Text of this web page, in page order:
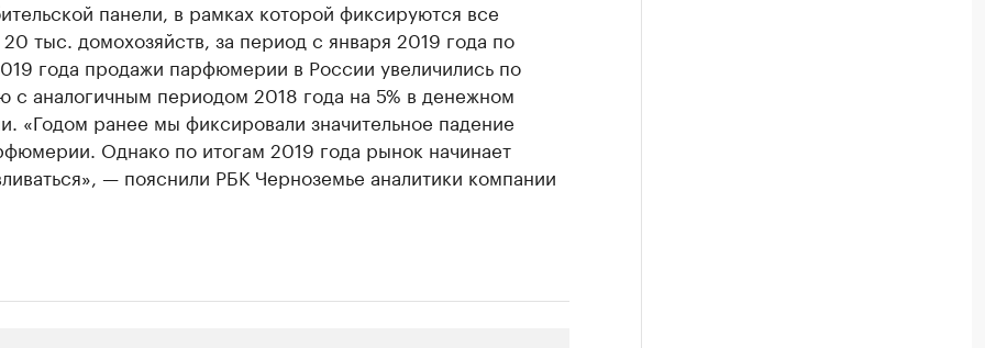
панели, в рамках которой фиксируются все
тыс. домохозяйств, за период с января 2019 года по
года продажи парфюмерии в России увеличились по
с аналогичным периодом 2018 года на 5% в денежном
«Годом ранее мы фиксировали значительное падение
Однако по итогам 2019 года рынок начинает
— пояснили РБК Черноземье аналитики компании